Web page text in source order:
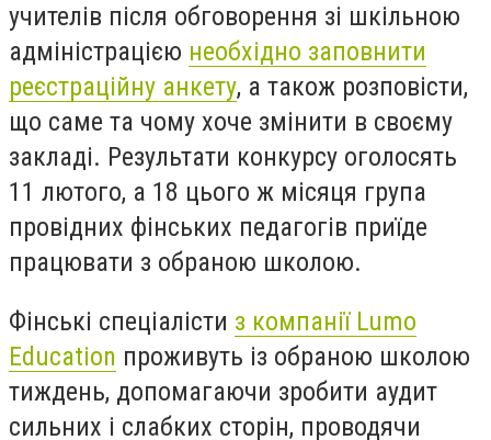
учителів після обговорення зі шкільною
адміністрацією необхідно заповнити
реєстраційну анкету, а також розповісти,
що саме та чому хоче змінити в своєму
закладі. Результати конкурсу оголосять
11 лютого, а 18 цього ж місяця група
провідних фінських педагогів приїде
працювати з обраною школою.
Фінські спеціалісти з компанії Lumo
Education проживуть із обраною школою
тиждень, допомагаючи зробити аудит
сильних і слабких сторін, проводячи